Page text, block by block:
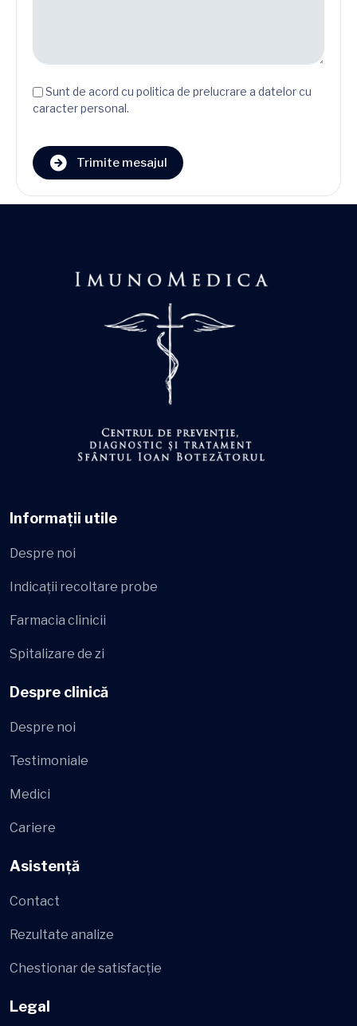
Sunt de acord cu politica de prelucrare a datelor cu
caracter personal.
Trimite mesajul
Informații utile
Despre noi
Indicații recoltare probe
Farmacia clinicii
Spitalizare de zi
Despre clinică
Despre noi
Testimoniale
Medici
Cariere
Asistență
Contact
Rezultate analize
Chestionar de satisfacție
Legal